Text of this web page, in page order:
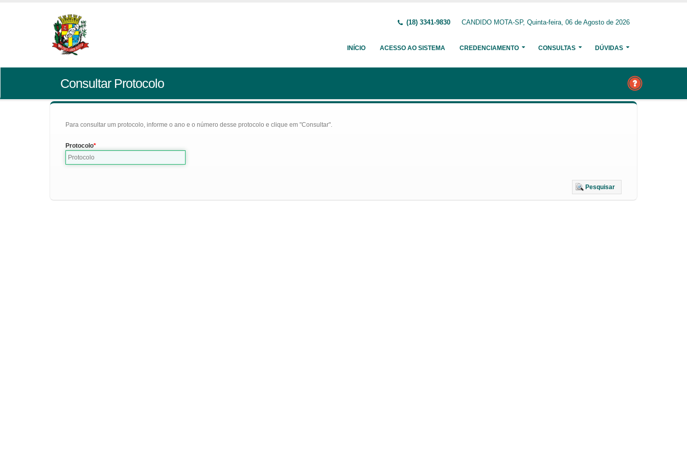
(18) 3341-9830 CANDIDO MOTA-SP, Quinta-feira, 06 de Agosto de 2026
INÍCIO ACESSO AO SISTEMA CREDENCIAMENTO CONSULTAS DÚVIDAS
Consultar Protocolo
Para consultar um protocolo, informe o ano e o número desse protocolo e clique em "Consultar".
Protocolo
Pesquisar